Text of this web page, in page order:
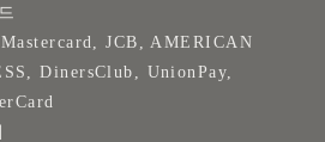
JCB, AMERICAN
DinersClub, UnionPay,